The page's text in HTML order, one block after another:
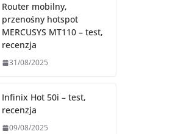
Router mobilny,
przenośny hotspot
MERCUSYS MT110 – test,
recenzja
31/08/2025
Infinix Hot 50i – test,
recenzja
09/08/2025